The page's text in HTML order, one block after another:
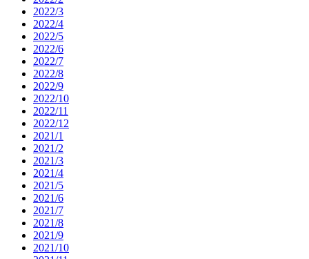
2022/3
2022/4
2022/5
2022/6
2022/7
2022/8
2022/9
2022/10
2022/11
2022/12
2021/1
2021/2
2021/3
2021/4
2021/5
2021/6
2021/7
2021/8
2021/9
2021/10